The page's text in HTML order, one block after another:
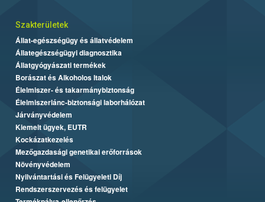
Szakterületek
Állat-egészségügy és állatvédelem
Állategészségügyi diagnosztika
Állatgyógyászati termékek
Borászat és Alkoholos Italok
Élelmiszer- és takarmánybiztonság
Élelmiszerlánc-biztonsági laborhálózat
Járványvédelem
Kiemelt ügyek, EUTR
Kockázatkezelés
Mezőgazdasági genetikai erőforrások
Növényvédelem
Nyilvántartási és Felügyeleti Díj
Rendszerszervezés és felügyelet